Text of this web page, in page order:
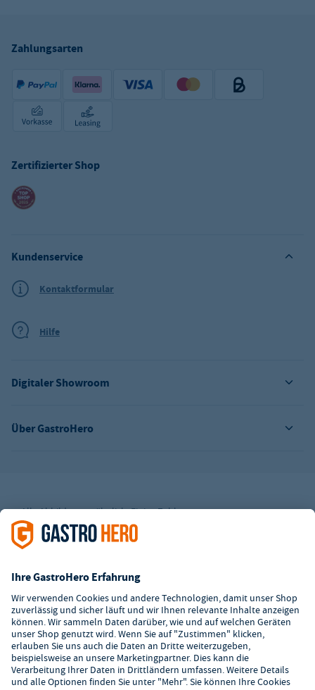
Zahlungsarten
Zertifizierter Shop
Über GastroHero
Digitaler Showroom
Kundenservice
Kontaktformular
Hilfe
Alle Abbildungen ähnlich. Einige Zahlungsarten
könnenZusatzkostenverursachen.
² Unverbindl. Preisempfehlung des Herstellers
i.H.v. 7,90€ (zzgl. Mwst.)
**Die Tiefpreisgarantie ist nicht mit anderen Aktionen oder
Rabatten kombinierbar.